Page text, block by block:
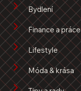
Bydlení
Finance a práce
Lifestyle
Móda & krása